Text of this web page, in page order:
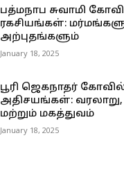
பத்மநாப சுவாமி
ரகசியங்கள்:
அற்புதங்களும்
January 18, 2025
பூரி ஜெகநாதர்
அதிசயங்கள்: வரலாறு,
மற்றும் மகத்துவம்
January 18, 2025